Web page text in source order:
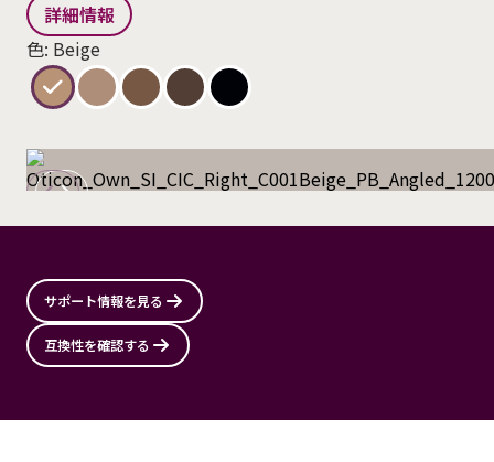
詳細情報
色: Beige
サポート情報を見る
互換性を確認する